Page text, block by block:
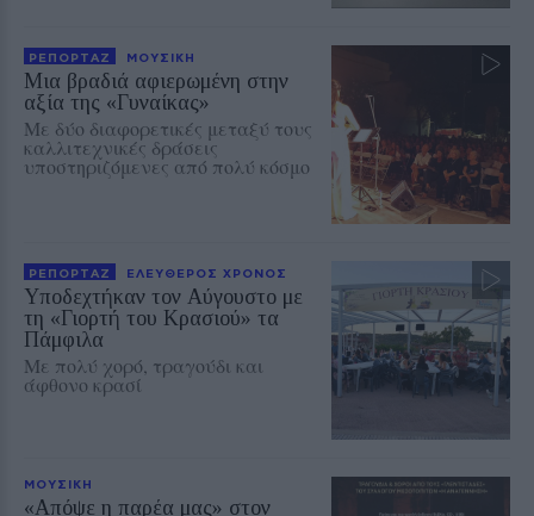
ΡΕΠΟΡΤΑΖ ΜΟΥΣΙΚΗ
Μια βραδιά αφιερωμένη στην
αξία της «Γυναίκας»
Με δύο διαφορετικές μεταξύ τους
καλλιτεχνικές δράσεις
υποστηριζόμενες από πολύ κόσμο
ΡΕΠΟΡΤΑΖ ΕΛΕΥΘΕΡΟΣ ΧΡΟΝΟΣ
Υποδεχτήκαν τον Αύγουστο με
τη «Γιορτή του Κρασιού» τα
Πάμφιλα
Με πολύ χορό, τραγούδι και
άφθονο κρασί
ΜΟΥΣΙΚΗ
«Απόψε η παρέα μας» στον